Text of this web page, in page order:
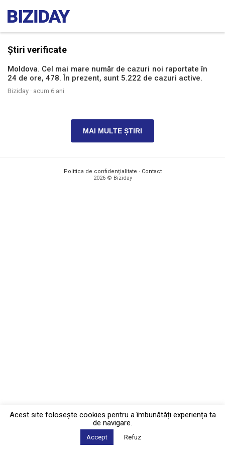
Știri verificate
Moldova. Cel mai mare număr de cazuri noi raportate în
24 de ore, 478. În prezent, sunt 5.222 de cazuri active.
Biziday · acum 6 ani
MAI MULTE ȘTIRI
Politica de confidențialitate · Contact
2026 © Biziday
Acest site foloseşte cookies pentru a îmbunătăți experiența ta
de navigare.
Accept Refuz